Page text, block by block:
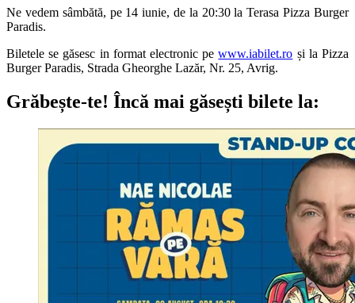
Ne vedem sâmbătă, pe 14 iunie, de la 20:30 la Terasa Pizza Burger
Paradis.
Biletele se găsesc in format electronic pewww.iabilet.ro și la Pizza
Burger Paradis, Strada Gheorghe Lazăr, Nr. 25, Avrig.
Grăbește-te! Încă mai găsești bilete la: